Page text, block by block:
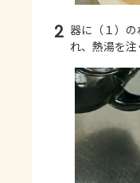
2 器に（１）
れ、熱湯を注